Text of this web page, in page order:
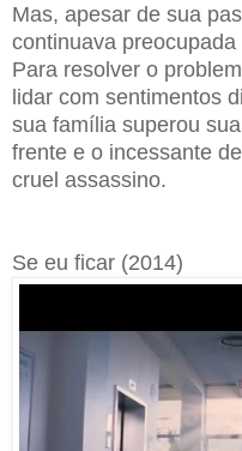
Mas, apesar de sua
continuava
Para resolver o
lidar com sentimentos
sua família superou
frente e o incessante
cruel assassino.
Se eu ficar (2014)